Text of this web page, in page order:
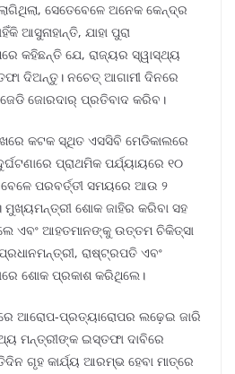
ସେତେବେଳେ ଅନେକ କେନ୍ଦ୍ର
ଆସୁନାହାନ୍ତି, ଯାହା ପୁରା
କହିଛନ୍ତି ଯେ, ରାଜ୍ୟର ସ୍ୱାସ୍ଥ୍ୟ
ଦିଅନ୍ତୁ। ନଚେତ୍ ଆଗାମୀ ଦିନରେ
ଜୋରଦାର୍ ପ୍ରତିବାଦ କରିବ।
କଟକ ସ୍ଥିତ ଏସସିବି ମେଡିକାଲରେ
ପ୍ରାଥମିକ ପର୍ଯ୍ୟାୟରେ ୧୦
ପରବର୍ତ୍ତୀ ସମୟରେ ଆଉ ୨
ଶୋକ ଜାହିର କରିବା ସହ
ଏବଂ ଆହତମାନଙ୍କୁ ଉତ୍ତମ ଚିକିତ୍ସା
ରାଷ୍ଟ୍ରପତି ଏବଂ
ଶୋକ ପ୍ରକାଶ କରିଥିଲେ।
ଆରୋପ-ପ୍ରତ୍ୟାରୋପର ଲଢ଼େଇ ଜାରି
ମନ୍ତ୍ରୀଙ୍କ ଇସ୍ତଫା ଦାବିରେ
ଗୃହ କାର୍ଯ୍ୟ ଆରମ୍ଭ ହେବା ମାତ୍ରେ